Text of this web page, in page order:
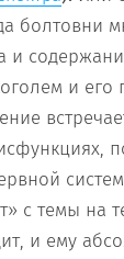
болтовни
и
и его
с темы на
и ему